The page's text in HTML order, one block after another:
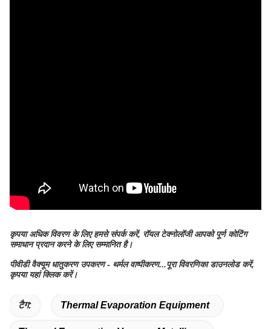
कृपया अधिक विवरण के लिए हमसे संपर्क करें, रॉयल टेक्नोलॉजी आपको पूर्ण कोटिंग
समाधान प्रदान करने के लिए सम्मानित है।
पीवीडी वैक्यूम धातुकरण उपकरण - थर्मल वाष्पीकरण...पूरा विवरणिका डाउनलोड करें,
कृपया यहां क्लिक करें।
टैग: Thermal Evaporation Equipment